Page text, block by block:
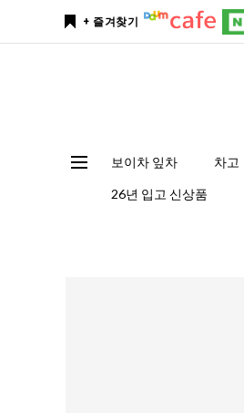
+ 즐겨찾기
보이차 잎차 차고
26년 입고 신상품